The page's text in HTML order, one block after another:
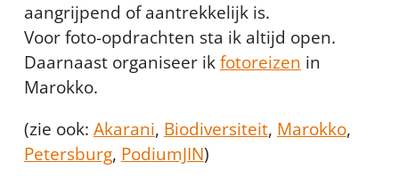
aangrijpend of aantrekkelijk is.
Voor foto-opdrachten sta ik altijd open.
Daarnaast organiseer ik fotoreizen in
Marokko.
(zie ook: Akarani, Biodiversiteit, Marokko,
Petersburg, PodiumJIN)